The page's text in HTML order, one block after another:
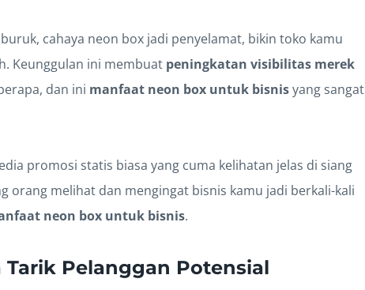
cahaya neon box jadi penyelamat, bikin toko kamu
Keunggulan ini membuat peningkatan visibilitas merek
dan ini manfaat neon box untuk bisnisyang sangat
promosi statis biasa yang cuma kelihatan jelas di siang
orang melihat dan mengingat bisnis kamu jadi berkali-kali
neon box untuk bisnis.
Pelanggan Potensial